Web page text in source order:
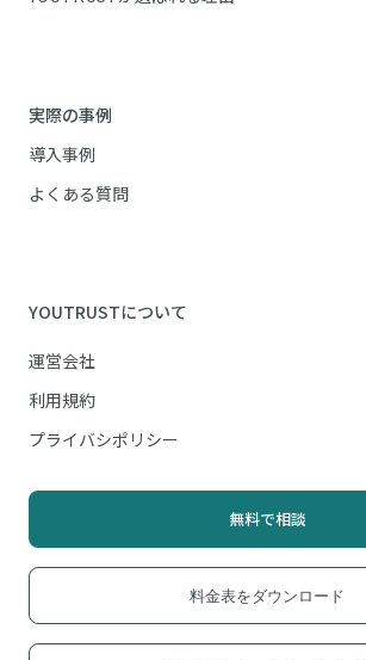
実際の事例
導入事例
よくある質問
YOUTRUSTについて
運営会社
利用規約
プライバシポリシー
無料で相談
料金表をダウンロード